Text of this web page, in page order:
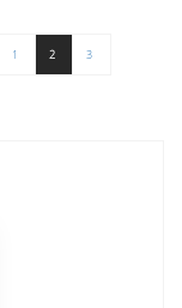
1 2 3